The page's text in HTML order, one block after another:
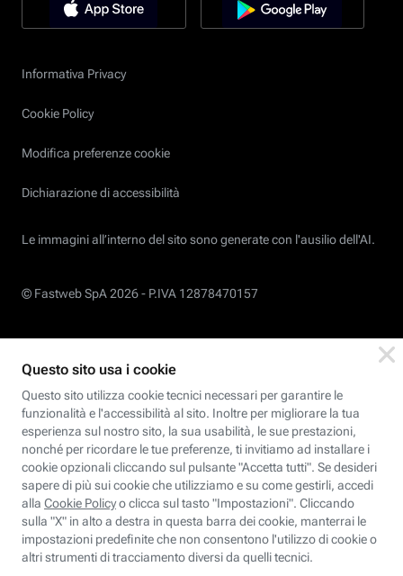
Informativa Privacy
Cookie Policy
Modifica preferenze cookie
Dichiarazione di accessibilità
Le immagini all’interno del sito sono generate con l'ausilio dell'AI.
© Fastweb SpA 2026 - P.IVA 12878470157